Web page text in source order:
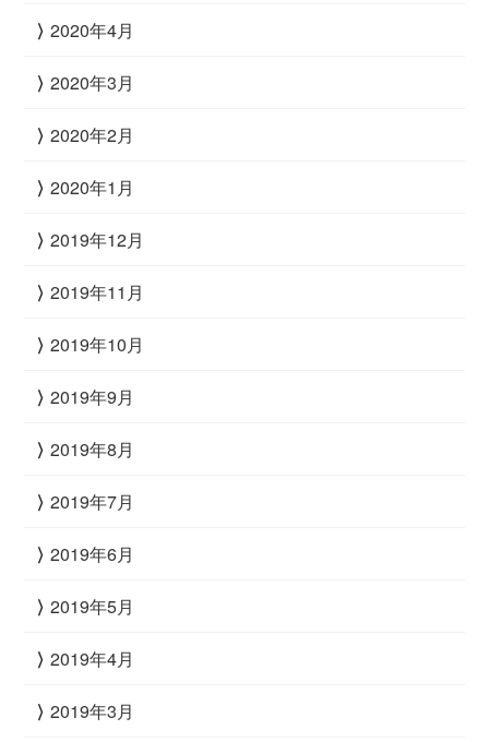
2020年4月
2020年3月
2020年2月
2020年1月
2019年12月
2019年11月
2019年10月
2019年9月
2019年8月
2019年7月
2019年6月
2019年5月
2019年4月
2019年3月